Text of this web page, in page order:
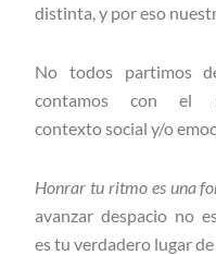
distinta, y por eso
No todos partimos
contamos con el
contexto social y/o
Honrar tu ritmo es una
avanzar despacio no
es tu verdadero lugar